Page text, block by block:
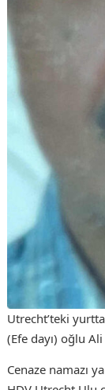
Utrecht’teki
(Efe dayı) oğlu
Cenaze namazı